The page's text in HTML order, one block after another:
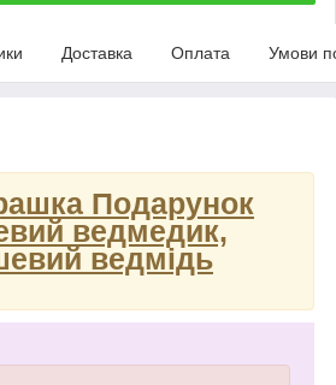
Доставка Оплата Умови
Подарунок
ведмедик,
ведмідь